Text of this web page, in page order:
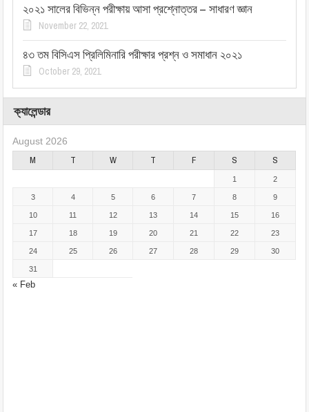
২০২১ সালের বিভিন্ন পরীক্ষায় আসা প্রশ্নোত্তর – সাধারণ জ্ঞান
November 22, 2021
৪৩ তম বিসিএস প্রিলিমিনারি পরীক্ষার প্রশ্ন ও সমাধান ২০২১
October 29, 2021
ক্যালেন্ডার
August 2026
M T W T F S S
« Feb
1 2
3 4 5 6 7 8 9
10 11 12 13 14 15 16
17 18 19 20 21 22 23
24 25 26 27 28 29 30
31